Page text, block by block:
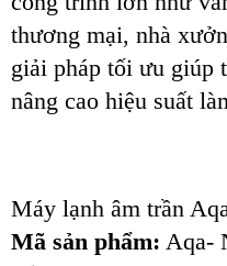
thương mại, nhà
giải pháp tối ưu giúp
nâng cao hiệu suất
Máy lạnh âm trần
Mã sản phẩm: Aqa-